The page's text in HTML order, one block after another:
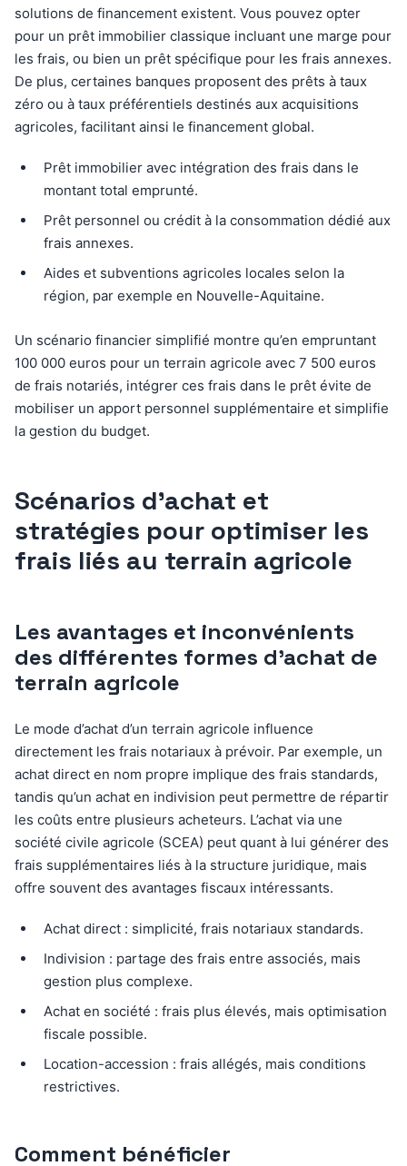
solutions de financement existent. Vous pouvez opter
pour un prêt immobilier classique incluant une marge pour
les frais, ou bien un prêt spécifique pour les frais annexes.
De plus, certaines banques proposent des prêts à taux
zéro ou à taux préférentiels destinés aux acquisitions
agricoles, facilitant ainsi le financement global.
Prêt immobilier avec intégration des frais dans le
montant total emprunté.
Prêt personnel ou crédit à la consommation dédié aux
frais annexes.
Aides et subventions agricoles locales selon la
région, par exemple en Nouvelle-Aquitaine.
Un scénario financier simplifié montre qu’en empruntant
100 000 euros pour un terrain agricole avec 7 500 euros
de frais notariés, intégrer ces frais dans le prêt évite de
mobiliser un apport personnel supplémentaire et simplifie
la gestion du budget.
Scénarios d’achat et
stratégies pour optimiser les
frais liés au terrain agricole
Les avantages et inconvénients
des différentes formes d’achat de
terrain agricole
Le mode d’achat d’un terrain agricole influence
directement les frais notariaux à prévoir. Par exemple, un
achat direct en nom propre implique des frais standards,
tandis qu’un achat en indivision peut permettre de répartir
les coûts entre plusieurs acheteurs. L’achat via une
société civile agricole (SCEA) peut quant à lui générer des
frais supplémentaires liés à la structure juridique, mais
offre souvent des avantages fiscaux intéressants.
Achat direct : simplicité, frais notariaux standards.
Indivision : partage des frais entre associés, mais
gestion plus complexe.
Achat en société : frais plus élevés, mais optimisation
fiscale possible.
Location-accession : frais allégés, mais conditions
restrictives.
Comment bénéficier